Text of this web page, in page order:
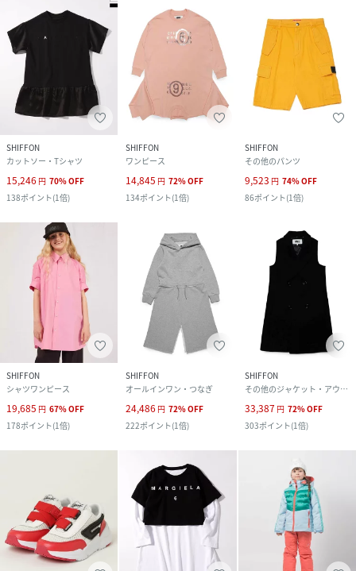
SHIFFON
カットソー・Tシャツ
15,246 円 70%OFF
138ポイント(1倍)
SHIFFON
ワンピース
14,845 円 72%OFF
134ポイント(1倍)
SHIFFON
その他のパンツ
9,523 円 74%OFF
86ポイント(1倍)
SHIFFON
シャツワンピース
19,685 円 67%OFF
178ポイント(1倍)
SHIFFON
オールインワン・つなぎ
24,486 円 72%OFF
222ポイント(1倍)
SHIFFON
その他のジャケット・アウター
33,387 円 72%OFF
303ポイント(1倍)